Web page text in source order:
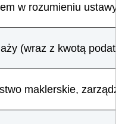
w rozumieniu ustawy
(wraz z kwotą
maklerskie,